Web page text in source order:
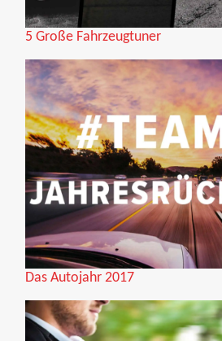
5 Große Fahrzeugtuner
Das Autojahr 2017